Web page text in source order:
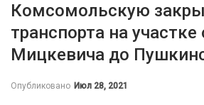
Комсомольскую
транспорта на участке
Мицкевича до
Опубликовано Июл 28, 2021